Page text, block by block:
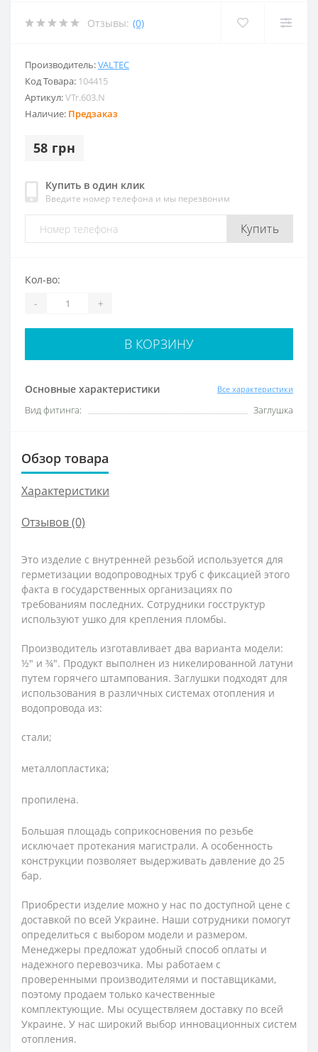
Отзывы: (0)
Производитель:VALTEC
Код Товара: 104415
Артикул:VTr.603.N
Наличие: Предзаказ
58 грн
Купить в один клик
Введите номер телефона и мы перезвоним
Купить
Основные характеристики Все характеристики
Вид фитинга: Заглушка
Кол-во:
- +
В КОРЗИНУ
Обзор товара
Характеристики
Отзывов (0)
Это изделие с внутренней резьбой используется для
герметизации водопроводных труб с фиксацией этого
факта в государственных организациях по
требованиям последних. Сотрудники госструктур
используют ушко для крепления пломбы.
Производитель изготавливает два варианта модели:
½" и ¾". Продукт выполнен из никелированной латуни
путем горячего штампования. Заглушки подходят для
использования в различных системах отопления и
водопровода из:
стали;
металлопластика;
пропилена.
Большая площадь соприкосновения по резьбе
исключает протекания магистрали. А особенность
конструкции позволяет выдерживать давление до 25
бар.
Приобрести изделие можно у нас по доступной цене с
доставкой по всей Украине. Наши сотрудники помогут
определиться с выбором модели и размером.
Менеджеры предложат удобный способ оплаты и
надежного перевозчика. Мы работаем с
проверенными производителями и поставщиками,
поэтому продаем только качественные
комплектующие. Мы осуществляем доставку по всей
Украине. У нас широкий выбор инновационных систем
отопления.